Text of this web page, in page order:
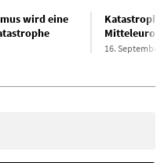
wird eine
Mitteleuropa
16. September